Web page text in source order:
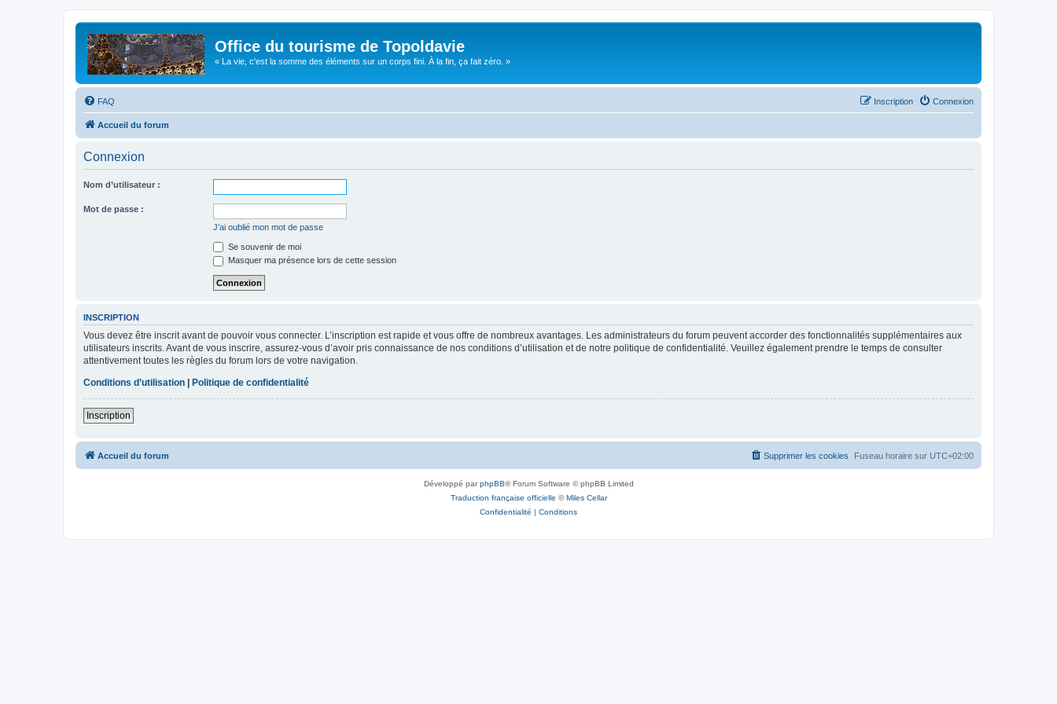
Office du tourisme de Topoldavie
« La vie, c'est la somme des éléments sur un corps fini. À la fin, ça fait zéro. »
FAQ Connexion
Inscription
Accueil du forum
Connexion
Nom d’utilisateur :
Mot de passe :
J’ai oublié mon mot de passe
Se souvenir de moi
Masquer ma présence lors de cette session
INSCRIPTION
Vous devez être inscrit avant de pouvoir vous connecter. L’inscription est rapide et vous offre de nombreux avantages. Les administrateurs du forum peuvent accorder des fonctionnalités supplémentaires aux
utilisateurs inscrits. Avant de vous inscrire, assurez-vous d’avoir pris connaissance de nos conditions d’utilisation et de notre politique de confidentialité. Veuillez également prendre le temps de consulter
attentivement toutes les règles du forum lors de votre navigation.
Conditions d’utilisation
Politique de confidentialité
Inscription
Accueil du forum Fuseau horaire sur UTC+02:00
Supprimer les cookies
Développé parphpBB® Forum Software © phpBB Limited
Traduction française officielle ©Miles Cellar
Confidentialité | Conditions